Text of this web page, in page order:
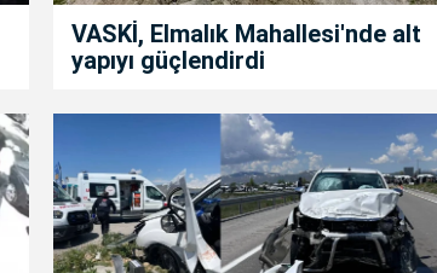
VASKİ, Elmalık Mahallesi'nde alt
yapıyı güçlendirdi